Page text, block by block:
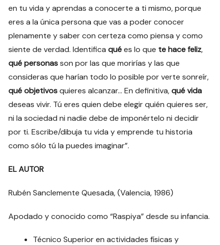
en tu vida y aprendas a conocerte a ti mismo, porque
eres a la única persona que vas a poder conocer
plenamente y saber con certeza como piensa y como
siente de verdad. Identificaquées lo que te hace feliz,
qué personasson por las que morirías y las que
consideras que harían todo lo posible por verte sonreír,
qué objetivosquieres alcanzar… En definitiva,qué vida
deseas vivir. Tú eres quien debe elegir quién quieres ser,
ni la sociedad ni nadie debe de imponértelo ni decidir
por ti. Escribe/dibuja tu vida y emprende tu historia
como sólo tú la puedes imaginar”.
EL AUTOR
Rubén Sanclemente Quesada, (Valencia, 1986)
Apodado y conocido como “Raspiya” desde su infancia.
Técnico Superior en actividades físicas y